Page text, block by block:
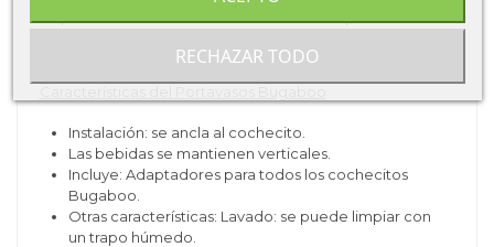
Instalación: se ancla al cochecito.
Las bebidas se mantienen verticales.
Incluye: Adaptadores para todos los cochecitos
Bugaboo.
Otras características: Lavado: se puede limpiar con
un trapo húmedo.
RECHAZAR TODO